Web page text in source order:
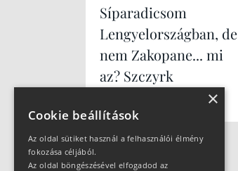
Síparadicsom
Lengyelországban, de
nem Zakopane... mi
az? Szczyrk
×
Cookie beállítások
Az oldal sütiket használ a felhasználói élmény
fokozása céljából.
Az oldal böngészésével elfogadod az